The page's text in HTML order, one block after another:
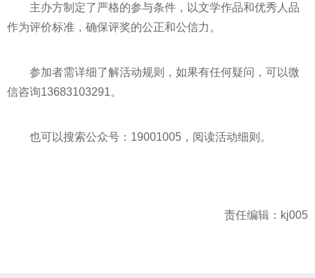
主办方制定了严格的参与条件，以文学作品和优秀人品
作为评价标准，确保评奖的公正和公信力。
参加者需详细了解活动规则，如果有任何疑问，可以微
信咨询13683103291。
也可以搜索公众号：19001005，阅读活动细则。
责任编辑：kj005